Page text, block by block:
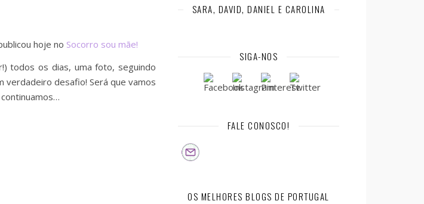
hoje no Socorro sou mãe!
todos os dias, uma foto, seguindo
verdadeiro desafio! Será que vamos
SARA, DAVID, DANIEL E CAROLINA
SIGA-NOS
FALE CONOSCO!
OS MELHORES BLOGS DE PORTUGAL